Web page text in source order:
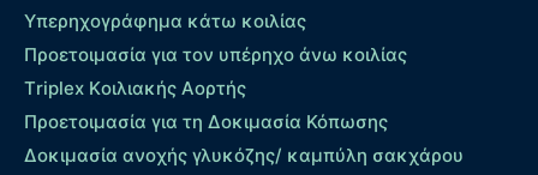
Υπερηχογράφημα κάτω κοιλίας
Προετοιμασία για τον υπέρηχο άνω κοιλίας
Τriplex Kοιλιακής Αορτής
Προετοιμασία για τη Δοκιμασία Κόπωσης
Δοκιμασία ανοχής γλυκόζης/ καμπύλη σακχάρου